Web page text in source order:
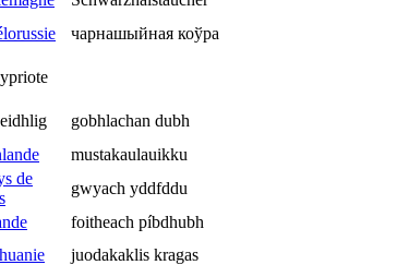
чарнашыйная коўра
gobhlachan dubh
mustakaulauikku
gwyach yddfddu
foitheach píbdhubh
juodakaklis kragas